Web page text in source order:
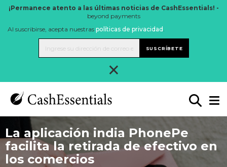
¡Permanece atento a las últimas noticias de CashEssentials! -
beyond payments
Al suscribirse, acepta nuestras políticas de privacidad .
SUSCRÍBETE
×
La aplicación india PhonePe
facilita la retirada de efectivo en
los comercios